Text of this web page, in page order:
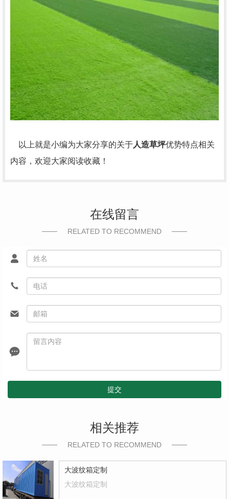
以上就是小编为大家分享的关于人造草坪优势特点相关
内容，欢迎大家阅读收藏！
在线留言
RELATED TO RECOMMEND
提交
相关推荐
RELATED TO RECOMMEND
大波纹箱定制
大波纹箱定制